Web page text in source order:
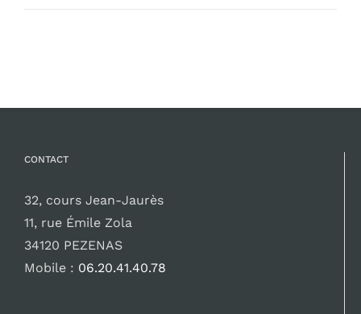
CONTACT
32, cours Jean-Jaurès
11, rue Émile Zola
34120 PEZENAS
Mobile : 06.20.41.40.78